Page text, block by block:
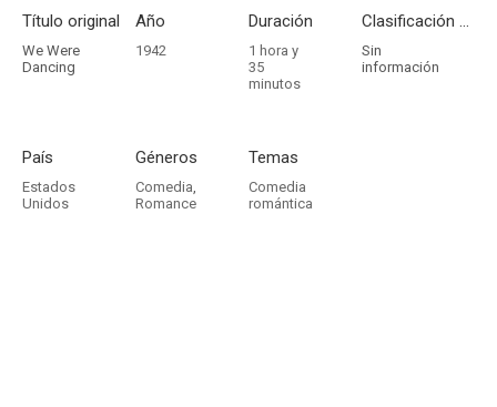
Título original
We Were
Dancing
Año
1942
Duración
1 hora y
35
minutos
Clasificación por edades
Sin
información
País
Estados
Unidos
Géneros
Comedia,
Romance
Temas
Comedia
romántica